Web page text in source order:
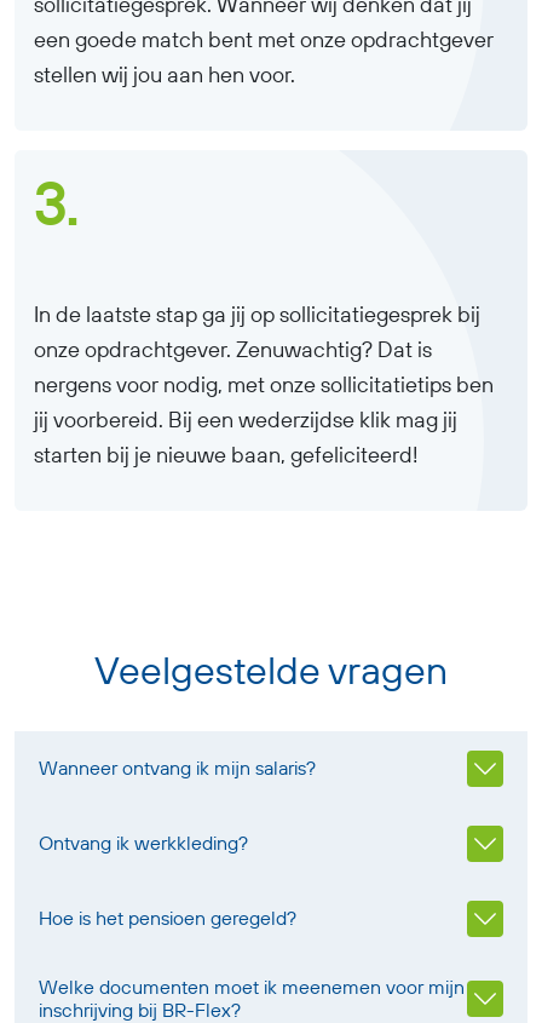
een goede match bent met onze opdrachtgever
stellen wij jou aan hen voor.
3.
In de laatste stap ga jij op sollicitatiegesprek bij
onze opdrachtgever. Zenuwachtig? Dat is
nergens voor nodig, met onze sollicitatietips ben
jij voorbereid. Bij een wederzijdse klik mag jij
starten bij je nieuwe baan, gefeliciteerd!
Veelgestelde vragen
Wanneer ontvang ik mijn salaris?
Ontvang ik werkkleding?
Hoe is het pensioen geregeld?
Welke documenten moet ik meenemen voor mijn
inschrijving bij BR-Flex?